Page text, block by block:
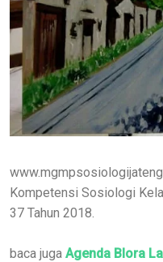
Kompetensi Sosiologi
37 Tahun 2018.
baca juga Agenda Blora